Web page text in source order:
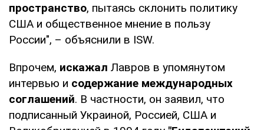
пространство, пытаясь склонить политику
США и общественное мнение в пользу
России", – объяснили в ISW.
Впрочем, искажал Лавров в упомянутом
интервью и содержание международных
соглашений. В частности, он заявил, что
подписанный Украиной, Россией, США и